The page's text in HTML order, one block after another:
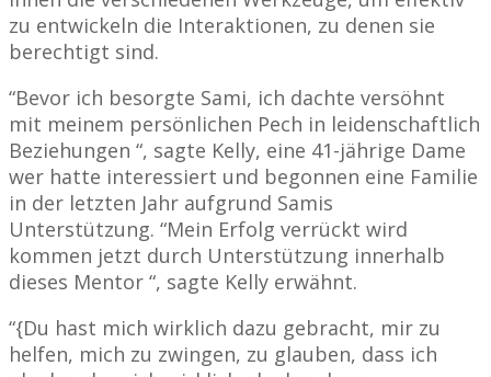
zu entwickeln die Interaktionen, zu denen sie
berechtigt sind.
“Bevor ich besorgte Sami, ich dachte versöhnt
mit meinem persönlichen Pech in leidenschaftlich
Beziehungen “, sagte Kelly, eine 41-jährige Dame
wer hatte interessiert und begonnen eine Familie
in der letzten Jahr aufgrund Samis
Unterstützung. “Mein Erfolg verrückt wird
kommen jetzt durch Unterstützung innerhalb
dieses Mentor “, sagte Kelly erwähnt.
“{Du hast mich wirklich dazu gebracht, mir zu
helfen, mich zu zwingen, zu glauben, dass ich